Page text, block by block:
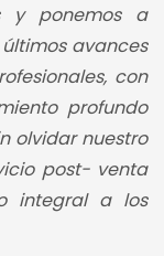
y ponemos a
avances
con
profundo
olvidar nuestro
post- venta
integral a los